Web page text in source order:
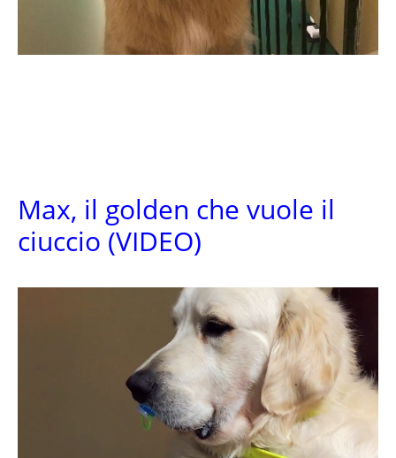
Max, il golden che vuole il
ciuccio (VIDEO)